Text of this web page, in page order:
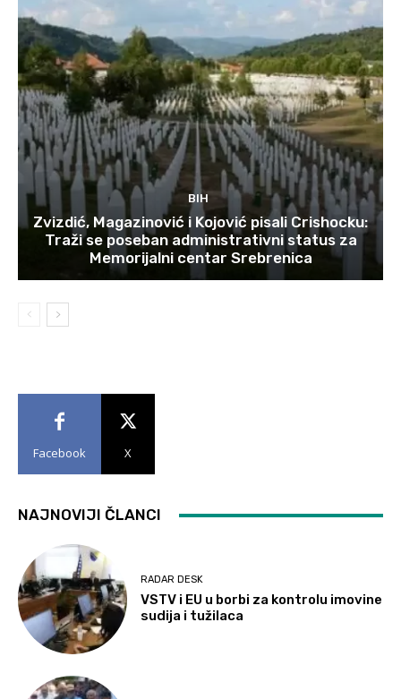
BIH
Zvizdić, Magazinović i Kojović pisali Crishocku:
Traži se poseban administrativni status za
Memorijalni centar Srebrenica
Facebook X
NAJNOVIJI ČLANCI
RADAR DESK
VSTV i EU u borbi za kontrolu imovine
sudija i tužilaca